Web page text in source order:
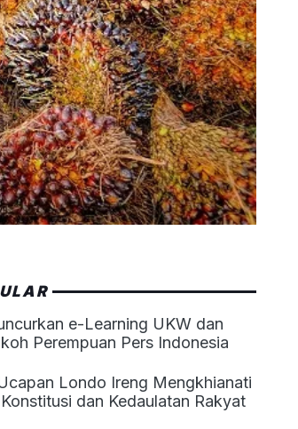
e-Learning UKW dan
Perempuan Pers Indonesia
Londo Ireng Mengkhianati
dan Kedaulatan Rakyat